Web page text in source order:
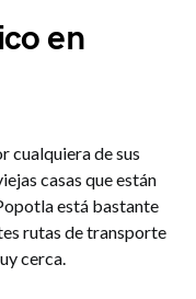
en
cualquiera de sus
casas que están
está bastante
rutas de transporte
cerca.